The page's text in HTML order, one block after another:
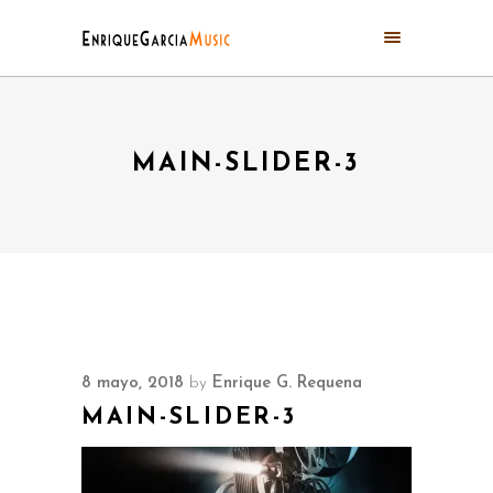
MAIN-SLIDER-3
8 mayo, 2018 by Enrique G. Requena
MAIN-SLIDER-3